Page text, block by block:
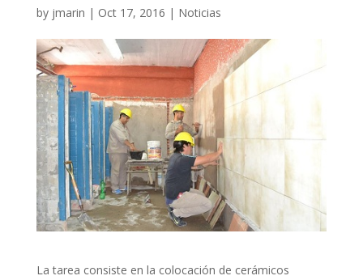
by jmarin | Oct 17, 2016 | Noticias
La tarea consiste en la colocación de cerámicos